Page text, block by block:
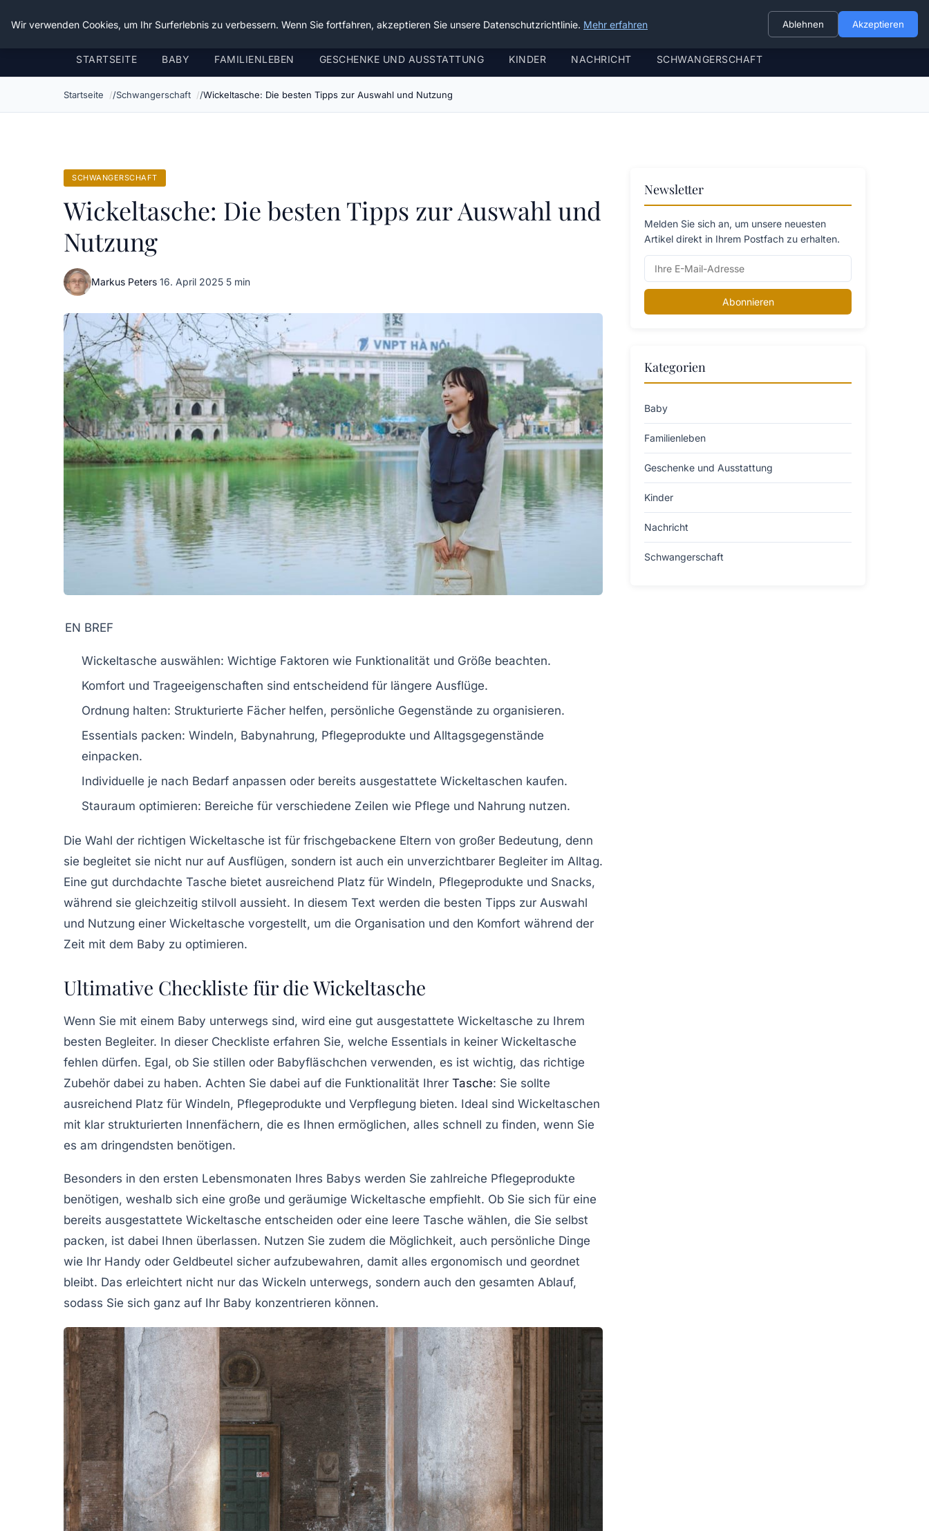
Verflixt-und-aufgetrennt.de
STARTSEITE BABY FAMILIENLEBEN GESCHENKE UND AUSSTATTUNG KINDER NACHRICHT SCHWANGERSCHAFT
Startseite Schwangerschaft Wickeltasche: Die besten Tipps zur Auswahl und Nutzung
SCHWANGERSCHAFT
Wickeltasche: Die besten Tipps zur Auswahl und
Nutzung
Markus Peters·16. April 2025·5 min
EN BREF
Wickeltasche auswählen: Wichtige Faktoren wie Funktionalität und Größe beachten.
Komfort und Trageeigenschaften sind entscheidend für längere Ausflüge.
Ordnung halten: Strukturierte Fächer helfen, persönliche Gegenstände zu organisieren.
Essentials packen: Windeln, Babynahrung, Pflegeprodukte und Alltagsgegenstände
einpacken.
Individuelle je nach Bedarf anpassen oder bereits ausgestattete Wickeltaschen kaufen.
Stauraum optimieren: Bereiche für verschiedene Zeilen wie Pflege und Nahrung nutzen.
Die Wahl der richtigen Wickeltasche ist für frischgebackene Eltern von großer Bedeutung, denn
sie begleitet sie nicht nur auf Ausflügen, sondern ist auch ein unverzichtbarer Begleiter im Alltag.
Eine gut durchdachte Tasche bietet ausreichend Platz für Windeln, Pflegeprodukte und Snacks,
während sie gleichzeitig stilvoll aussieht. In diesem Text werden die besten Tipps zur Auswahl
und Nutzung einer Wickeltasche vorgestellt, um die Organisation und den Komfort während der
Zeit mit dem Baby zu optimieren.
Ultimative Checkliste für die Wickeltasche
Wenn Sie mit einem Baby unterwegs sind, wird eine gut ausgestattete Wickeltasche zu Ihrem
besten Begleiter. In dieser Checkliste erfahren Sie, welche Essentials in keiner Wickeltasche
fehlen dürfen. Egal, ob Sie stillen oder Babyfläschchen verwenden, es ist wichtig, das richtige
Zubehör dabei zu haben. Achten Sie dabei auf die Funktionalität Ihrer Tasche: Sie sollte
ausreichend Platz für Windeln, Pflegeprodukte und Verpflegung bieten. Ideal sind Wickeltaschen
mit klar strukturierten Innenfächern, die es Ihnen ermöglichen, alles schnell zu finden, wenn Sie
es am dringendsten benötigen.
Besonders in den ersten Lebensmonaten Ihres Babys werden Sie zahlreiche Pflegeprodukte
benötigen, weshalb sich eine große und geräumige Wickeltasche empfiehlt. Ob Sie sich für eine
bereits ausgestattete Wickeltasche entscheiden oder eine leere Tasche wählen, die Sie selbst
packen, ist dabei Ihnen überlassen. Nutzen Sie zudem die Möglichkeit, auch persönliche Dinge
wie Ihr Handy oder Geldbeutel sicher aufzubewahren, damit alles ergonomisch und geordnet
bleibt. Das erleichtert nicht nur das Wickeln unterwegs, sondern auch den gesamten Ablauf,
sodass Sie sich ganz auf Ihr Baby konzentrieren können.
Newsletter
Melden Sie sich an, um unsere neuesten
Artikel direkt in Ihrem Postfach zu erhalten.
Abonnieren
Kategorien
Baby
Familienleben
Geschenke und Ausstattung
Kinder
Nachricht
Schwangerschaft
Wir verwenden Cookies, um Ihr Surferlebnis zu verbessern. Wenn Sie fortfahren, akzeptieren Sie unsere Datenschutzrichtlinie. Mehr erfahren Ablehnen Akzeptieren